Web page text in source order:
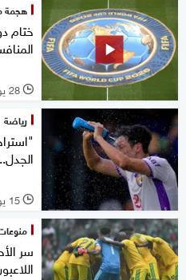
هجمة
l 28 يونيو 2026
رياضة
l 15 يونيو 2026
سر